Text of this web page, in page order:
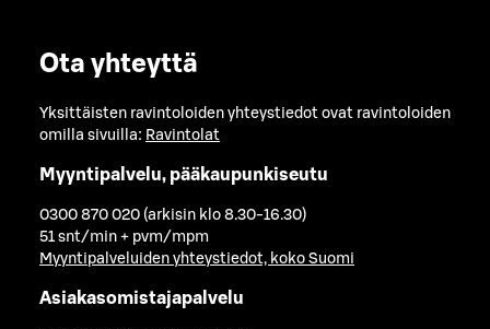
Ota yhteyttä
Yksittäisten ravintoloiden yhteystiedot ovat ravintoloiden
omilla sivuilla: Ravintolat
Myyntipalvelu, pääkaupunkiseutu
0300 870 020 (arkisin klo 8.30-16.30)
51 snt/min + pvm/mpm
Myyntipalveluiden yhteystiedot, koko Suomi
Asiakasomistajapalvelu